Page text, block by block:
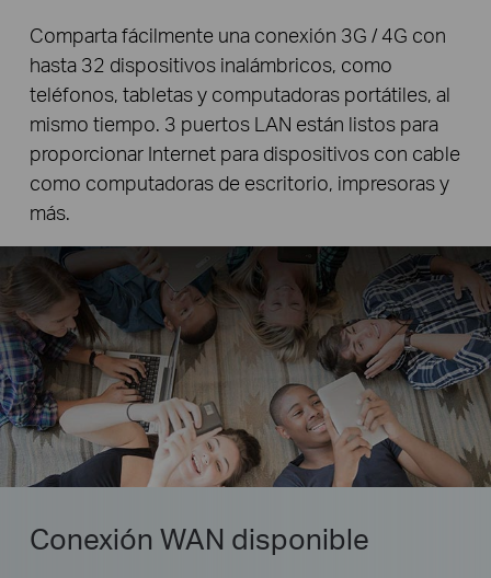
Comparta fácilmente una conexión 3G / 4G con
hasta 32 dispositivos inalámbricos, como
teléfonos, tabletas y computadoras portátiles, al
mismo tiempo. 3 puertos LAN están listos para
proporcionar Internet para dispositivos con cable
como computadoras de escritorio, impresoras y
más.
Conexión WAN disponible